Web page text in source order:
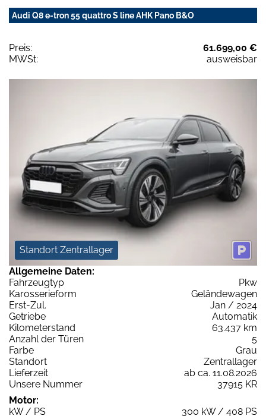
Audi Q8 e-tron 55 quattro S line AHK Pano B&O
Preis:
61.699,00 €
MWSt:
ausweisbar
Standort Zentrallager
Allgemeine Daten:
Fahrzeugtyp
Pkw
Karosserieform
Geländewagen
Erst-Zul.
Jan / 2024
Getriebe
Automatik
Kilometerstand
63.437 km
Anzahl der Türen
5
Farbe
Grau
Standort
Zentrallager
Lieferzeit
ab ca. 11.08.2026
Unsere Nummer
37915 KR
Motor:
kW / PS
300 kW / 408 PS